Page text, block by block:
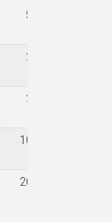
5,00
2,50
2,00
10,00
20,00